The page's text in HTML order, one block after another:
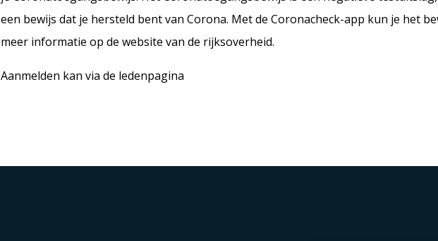
een bewijs dat je hersteld bent van Corona. Met de Coronacheck-app kun je het
meer informatie op de website van de rijksoverheid.
Aanmelden kan via de ledenpagina